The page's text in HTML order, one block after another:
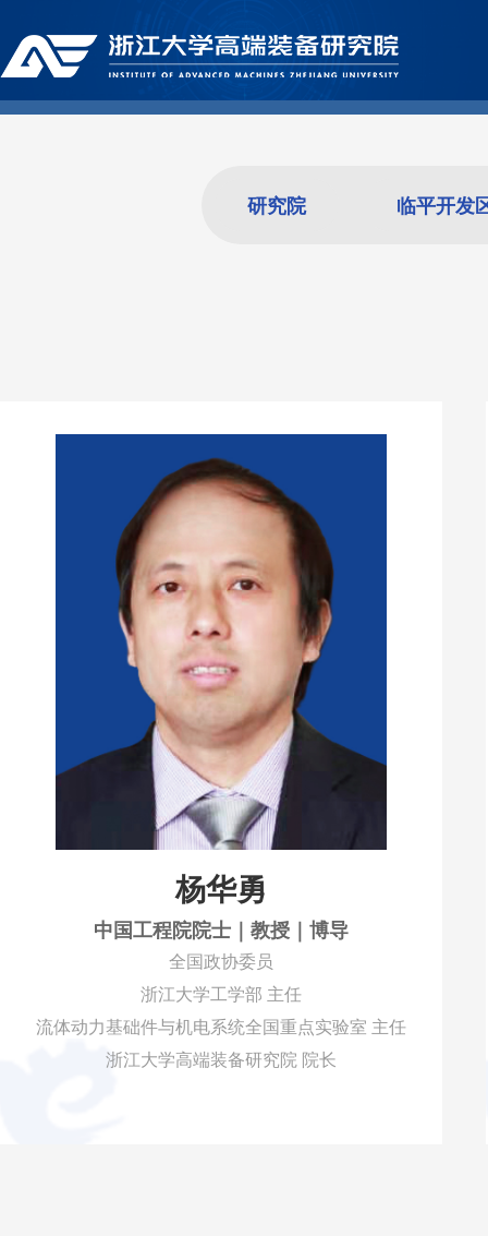
研究院 临平开发
杨华勇
中国工程院院士｜教授｜博导
全国政协委员
浙江大学工学部 主任
流体动力基础件与机电系统全国重点实验室 主任
浙江大学高端装备研究院 院长